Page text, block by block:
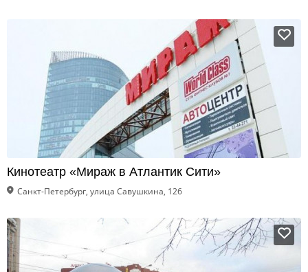
Кинотеатр «Мираж в Атлантик Сити»
Санкт-Петербург, улица Савушкина, 126